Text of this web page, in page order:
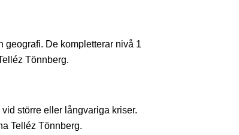
geografi. De kompletterar nivå 1
Tönnberg.
större eller långvariga kriser.
Telléz Tönnberg.